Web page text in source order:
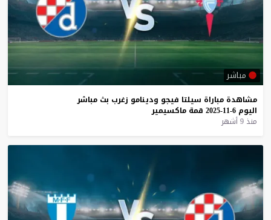
مباشر
مشاهدة مباراة سيلتا فيجو ودينامو زغرب بث مباشر
اليوم 6-11-2025 قمة ماكسيمير
منذ 9 أشهر